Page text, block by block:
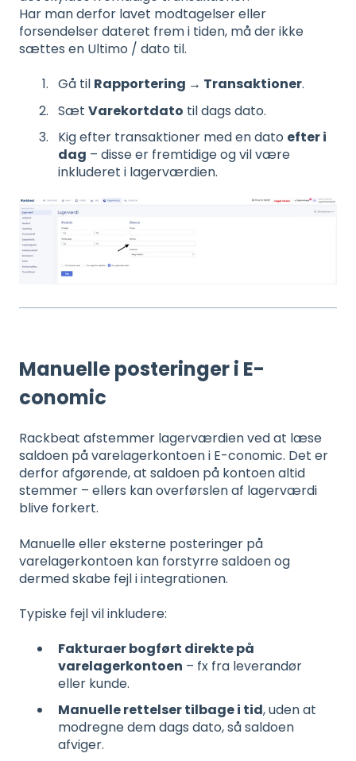
Har man derfor lavet modtagelser eller
forsendelser dateret frem i tiden, må der ikke
sættes en Ultimo / dato til.
Gå til Rapportering → Transaktioner.
Sæt Varekortdato til dags dato.
Kig efter transaktioner med en dato efter i
dag – disse er fremtidige og vil være
inkluderet i lagerværdien.
Manuelle posteringer i E-
conomic
Rackbeat afstemmer lagerværdien ved at læse
saldoen på varelagerkontoen i E-conomic. Det er
derfor afgørende, at saldoen på kontoen altid
stemmer – ellers kan overførslen af lagerværdi
blive forkert.
Manuelle eller eksterne posteringer på
varelagerkontoen kan forstyrre saldoen og
dermed skabe fejl i integrationen.
Typiske fejl vil inkludere:
Fakturaer bogført direkte på
varelagerkontoen – fx fra leverandør
eller kunde.
Manuelle rettelser tilbage i tid, uden at
modregne dem dags dato, så saldoen
afviger.